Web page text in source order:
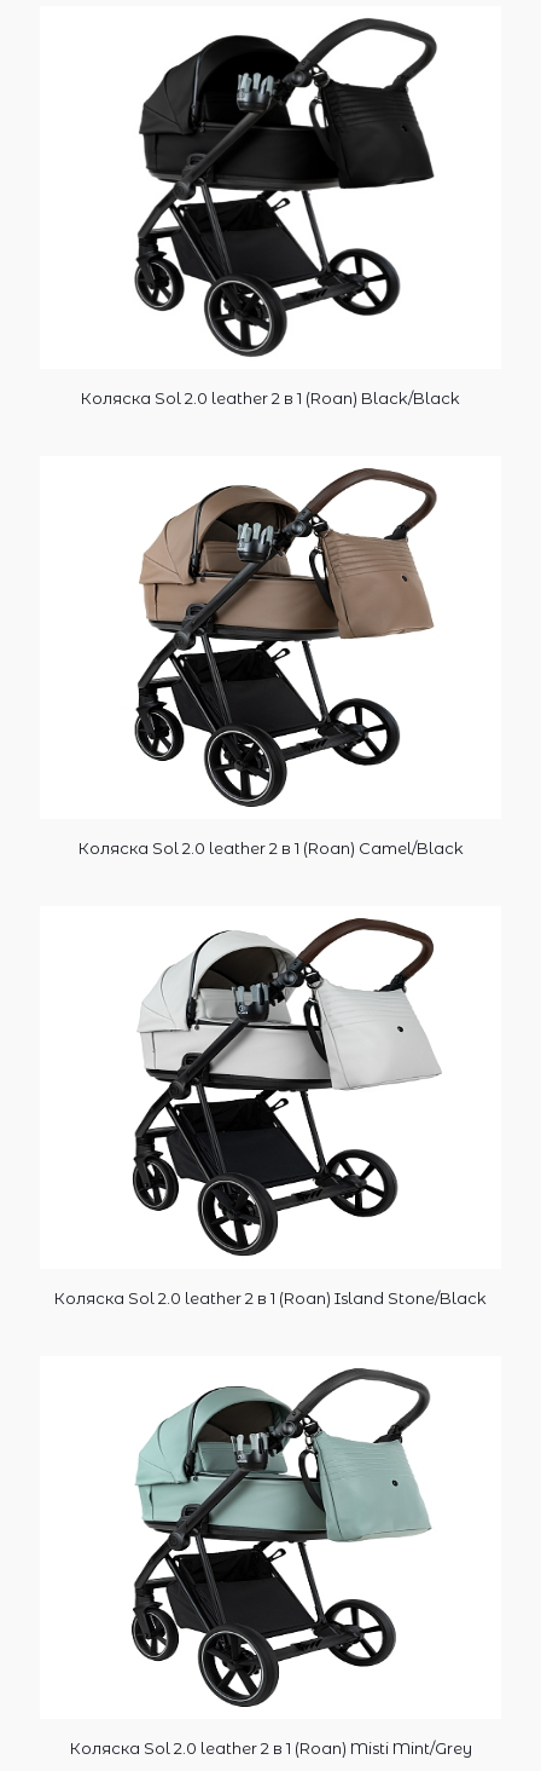
Коляска Sol 2.0 leather 2 в 1 (Roan) Black/Black
Коляска Sol 2.0 leather 2 в 1 (Roan) Camel/Black
Коляска Sol 2.0 leather 2 в 1 (Roan) Island Stone/Black
Коляска Sol 2.0 leather 2 в 1 (Roan) Misti Mint/Grey